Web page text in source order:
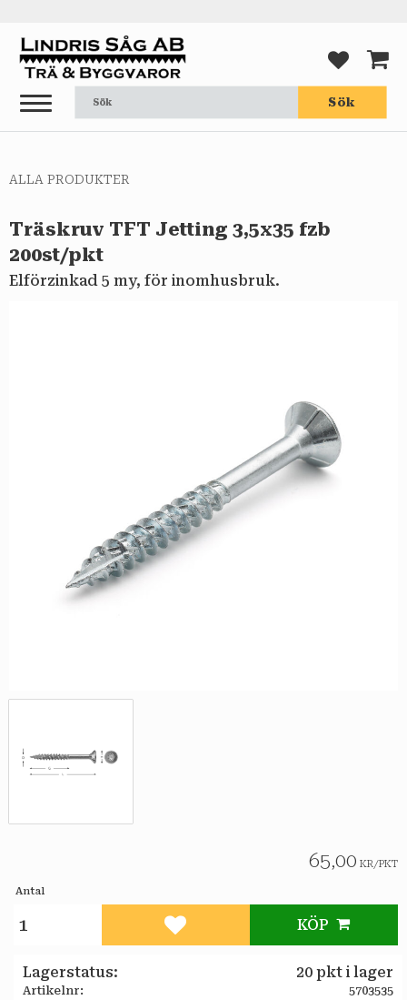
Meny
Sök
ALLA PRODUKTER
Träskruv TFT Jetting 3,5x35 fzb
200st/pkt
Elförzinkad 5 my, för inomhusbruk.
65,00 KR/PKT
Antal
KÖP
Lägg till i favoriter
Lagerstatus 20 pkt i lager
Artikelnr
5703535